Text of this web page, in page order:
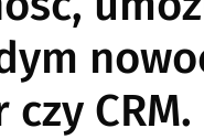
CRM.